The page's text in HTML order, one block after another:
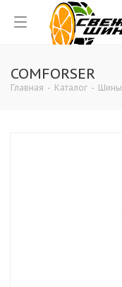
COMFORSER
Главная - Каталог - Шины